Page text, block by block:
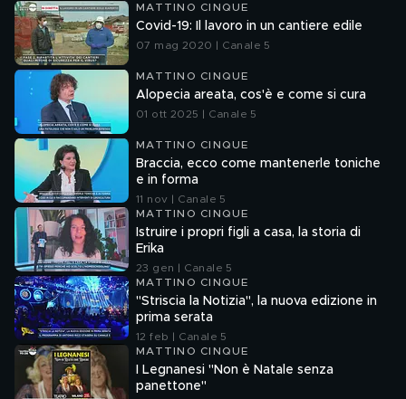
MATTINO CINQUE
Covid-19: Il lavoro in un cantiere edile
07 mag 2020 | Canale 5
MATTINO CINQUE
Alopecia areata, cos'è e come si cura
01 ott 2025 | Canale 5
MATTINO CINQUE
Braccia, ecco come mantenerle toniche
e in forma
11 nov | Canale 5
MATTINO CINQUE
Istruire i propri figli a casa, la storia di
Erika
23 gen | Canale 5
MATTINO CINQUE
"Striscia la Notizia", la nuova edizione in
prima serata
12 feb | Canale 5
MATTINO CINQUE
I Legnanesi "Non è Natale senza
panettone"